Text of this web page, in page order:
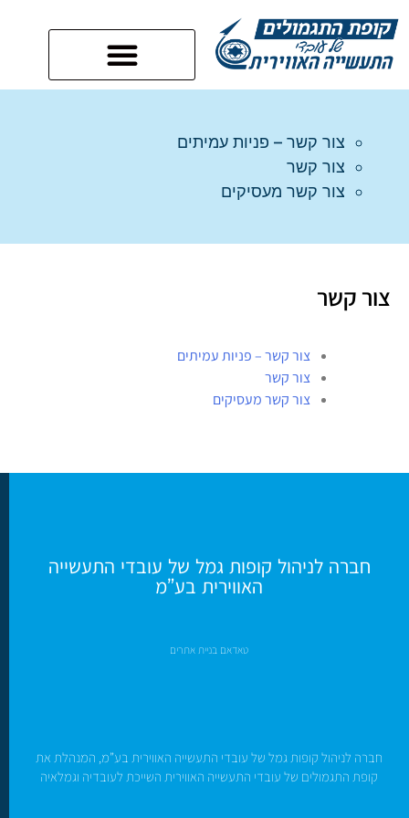
צור קשר
צור קשר – פניות עמיתים
צור קשר
צור קשר מעסיקים
צור קשר – פניות עמיתים
צור קשר
צור קשר מעסיקים
חברה לניהול קופות גמל של עובדי התעשייה
האווירית בע”מ
טאדאם בניית אתרים
חברה לניהול קופות גמל של עובדי התעשייה האווירית בע”מ, המנהלת את
קופת התגמולים של עובדי התעשייה האווירית השייכת לעובדיה וגמלאיה